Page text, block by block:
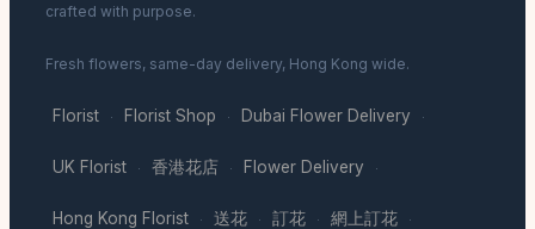
crafted with purpose.
Fresh flowers, same-day delivery, Hong Kong wide.
Florist · Florist Shop · Dubai Flower Delivery ·
UK Florist · 香港花店 · Flower Delivery ·
Hong Kong Florist · 送花 · 訂花 · 網上訂花 ·